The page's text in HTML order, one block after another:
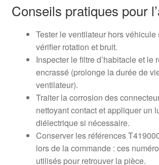
Conseils pratiques pour
Tester le ventilateur hors
vérifier rotation et bruit.
Inspecter le filtre d’habitacle et le
encrassé (prolonge la durée de
ventilateur).
Traiter la corrosion des
nettoyant contact et appliquer un
diélectrique si nécessaire.
Conserver les références
lors de la commande : ces
utilisés pour retrouver la pièce.